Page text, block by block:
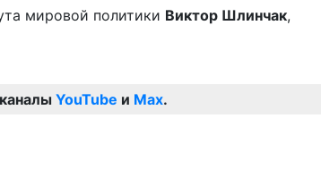
мировой политики Виктор Шлинчак,
YouTube и Max.